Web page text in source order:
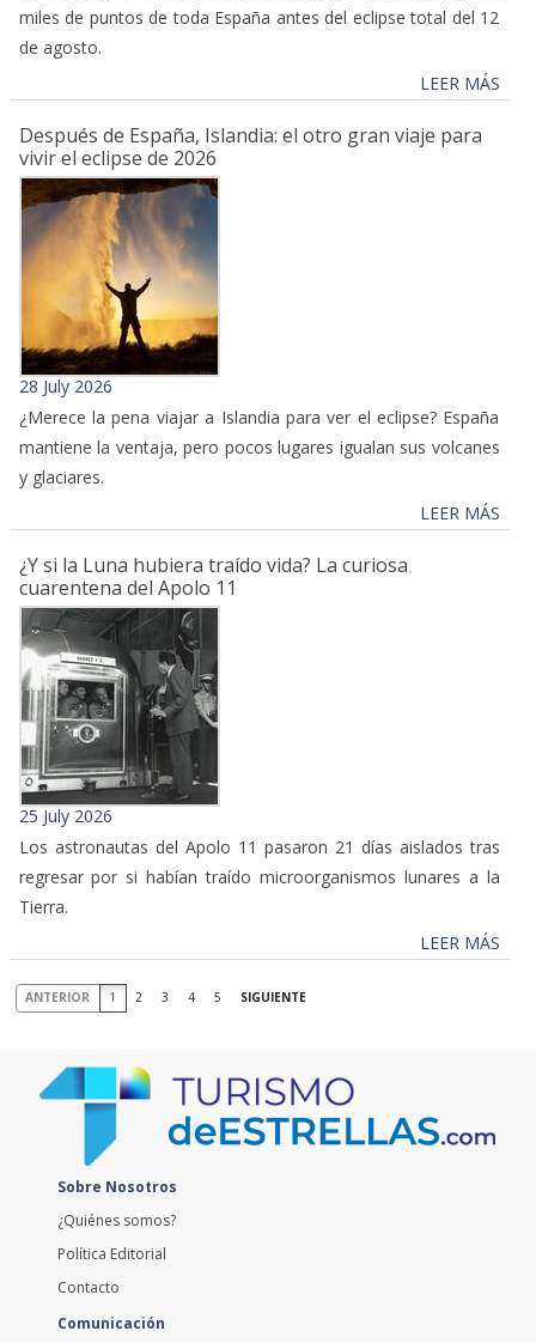
miles de puntos de toda España antes del eclipse total del 12
de agosto.
LEER MÁS
Después de España, Islandia: el otro gran viaje para
vivir el eclipse de 2026
28 July 2026
¿Merece la pena viajar a Islandia para ver el eclipse? España
mantiene la ventaja, pero pocos lugares igualan sus volcanes
y glaciares.
LEER MÁS
¿Y si la Luna hubiera traído vida? La curiosa
cuarentena del Apolo 11
25 July 2026
Los astronautas del Apolo 11 pasaron 21 días aislados tras
regresar por si habían traído microorganismos lunares a la
Tierra.
LEER MÁS
ANTERIOR 1 2 3 4 5 SIGUIENTE
Sobre Nosotros
¿Quiénes somos?
Política Editorial
Contacto
Comunicación